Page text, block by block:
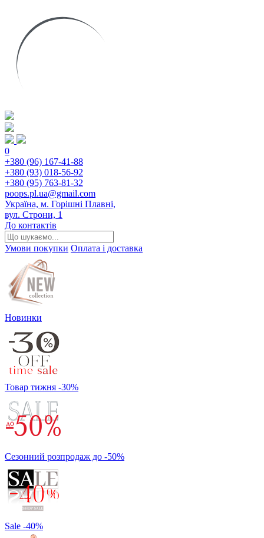
0
+380 (96) 167-41-88
+380 (93) 018-56-92
+380 (95) 763-81-32
poops.pl.ua@gmail.com
Україна, м. Горішні Плавні,
вул. Строни, 1
До контактів
Умови покупки Оплата і доставка
Новинки
Товар тижня -30%
Сезонний розпродаж до -50%
Sale -40%